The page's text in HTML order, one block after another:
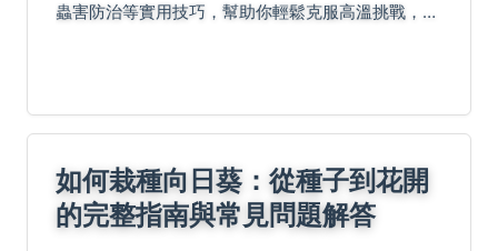
蟲害防治等實用技巧，幫助你輕鬆克服高溫挑戰，成
如何栽種向日葵：從種子到花開
的完整指南與常見問題解答